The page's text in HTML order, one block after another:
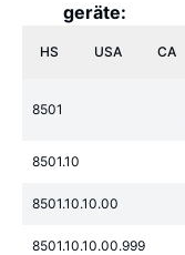
geräte:
HS USA CA
8501
8501.10
8501.10.10.00
8501.10.10.00.999